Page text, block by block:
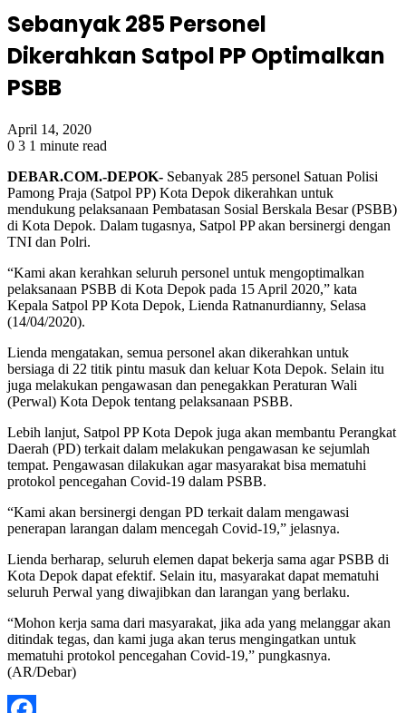
Sebanyak 285 Personel
Dikerahkan Satpol PP Optimalkan
PSBB
April 14, 2020
0 3 1 minute read
DEBAR.COM.-DEPOK- Sebanyak 285 personel Satuan Polisi
Pamong Praja (Satpol PP) Kota Depok dikerahkan untuk
mendukung pelaksanaan Pembatasan Sosial Berskala Besar (PSBB)
di Kota Depok. Dalam tugasnya, Satpol PP akan bersinergi dengan
TNI dan Polri.
“Kami akan kerahkan seluruh personel untuk mengoptimalkan
pelaksanaan PSBB di Kota Depok pada 15 April 2020,” kata
Kepala Satpol PP Kota Depok, Lienda Ratnanurdianny, Selasa
(14/04/2020).
Lienda mengatakan, semua personel akan dikerahkan untuk
bersiaga di 22 titik pintu masuk dan keluar Kota Depok. Selain itu
juga melakukan pengawasan dan penegakkan Peraturan Wali
(Perwal) Kota Depok tentang pelaksanaan PSBB.
Lebih lanjut, Satpol PP Kota Depok juga akan membantu Perangkat
Daerah (PD) terkait dalam melakukan pengawasan ke sejumlah
tempat. Pengawasan dilakukan agar masyarakat bisa mematuhi
protokol pencegahan Covid-19 dalam PSBB.
“Kami akan bersinergi dengan PD terkait dalam mengawasi
penerapan larangan dalam mencegah Covid-19,” jelasnya.
Lienda berharap, seluruh elemen dapat bekerja sama agar PSBB di
Kota Depok dapat efektif. Selain itu, masyarakat dapat mematuhi
seluruh Perwal yang diwajibkan dan larangan yang berlaku.
“Mohon kerja sama dari masyarakat, jika ada yang melanggar akan
ditindak tegas, dan kami juga akan terus mengingatkan untuk
mematuhi protokol pencegahan Covid-19,” pungkasnya.
(AR/Debar)